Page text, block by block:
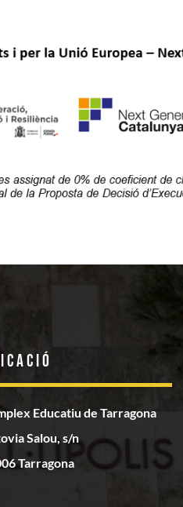
Educatiu de Tarragona
Salou, s/n
Tarragona